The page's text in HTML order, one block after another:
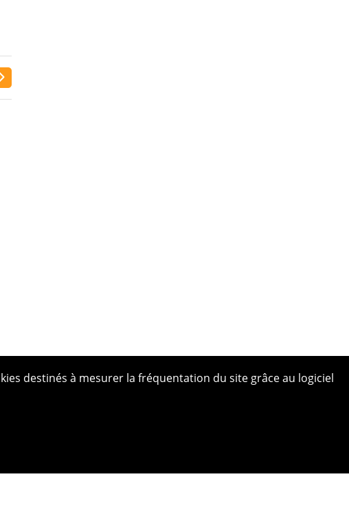
destinés à mesurer la fréquentation du site grâce au logiciel